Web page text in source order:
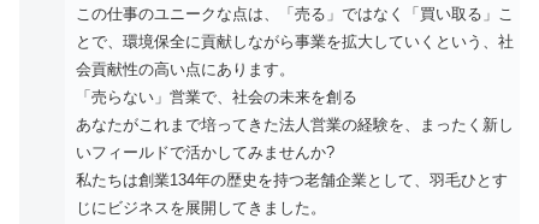
この仕事のユニークな点は、「売る」ではなく「買い取る」こ
とで、環境保全に貢献しながら事業を拡大していくという、社
会貢献性の高い点にあります。
「売らない」営業で、社会の未来を創る
あなたがこれまで培ってきた法人営業の経験を、まったく新し
いフィールドで活かしてみませんか?
私たちは創業134年の歴史を持つ老舗企業として、羽毛ひとす
じにビジネスを展開してきました。